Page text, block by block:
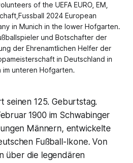
of the UEFA EURO, EM,
2024 European
in Munich in the lower Hofgarten.
und Botschafter der
der Ehrenamtlichen Helfer der
in Deutschland in
im unteren Hofgarten.
seinen 125. Geburtstag.
1900 im Schwabinger
Männern, entwickelte
Fußball-Ikone. Von
über die legendären